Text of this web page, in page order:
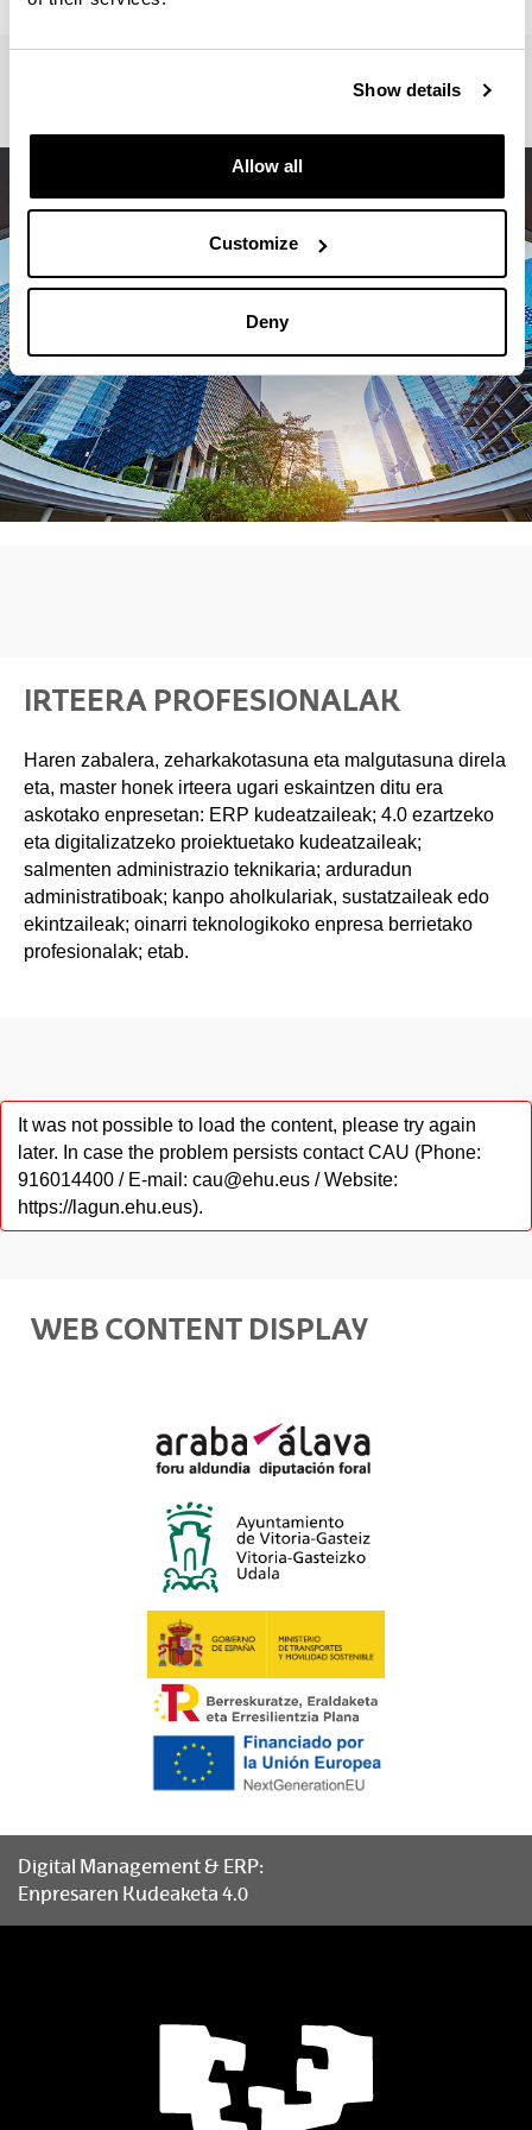
Show details
Allow all
Customize
Deny
IRTEERA PROFESIONALAK
Haren zabalera, zeharkakotasuna eta malgutasuna direla
eta, master honek irteera ugari eskaintzen ditu era
askotako enpresetan: ERP kudeatzaileak; 4.0 ezartzeko
eta digitalizatzeko proiektuetako kudeatzaileak;
salmenten administrazio teknikaria; arduradun
administratiboak; kanpo aholkulariak, sustatzaileak edo
ekintzaileak; oinarri teknologikoko enpresa berrietako
profesionalak; etab.
It was not possible to load the content, please try again
later. In case the problem persists contact CAU (Phone:
916014400 / E-mail: cau@ehu.eus / Website:
https://lagun.ehu.eus).
WEB CONTENT DISPLAY
Digital Management & ERP:
Enpresaren Kudeaketa 4.0